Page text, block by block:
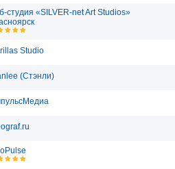
студия «SILVER-net Art Studios»
Studio
(Стэнли)